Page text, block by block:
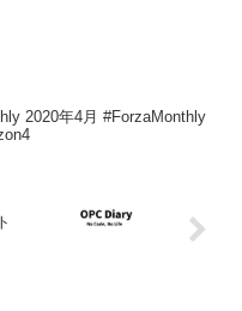
2020年4月 #ForzaMonthly